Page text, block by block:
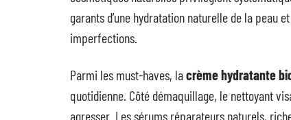
garants d’une hydratation naturelle de la peau
imperfections.
Parmi les must-haves, lacrème hydratante
quotidienne. Côté démaquillage, le nettoyant
agresser. Les sérums réparateurs naturels,